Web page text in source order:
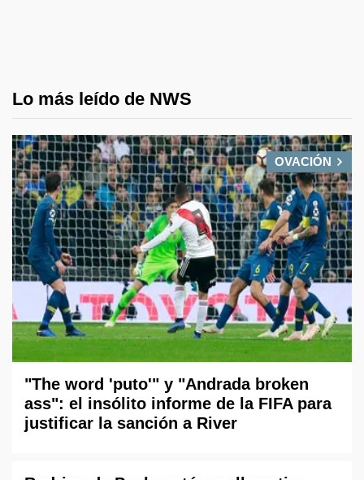
Lo más leído de NWS
OVACIÓN
"The word 'puto'" y "Andrada broken
ass": el insólito informe de la FIFA para
justificar la sanción a River